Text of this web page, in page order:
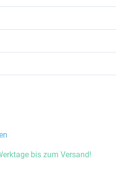
bis zum Versand!